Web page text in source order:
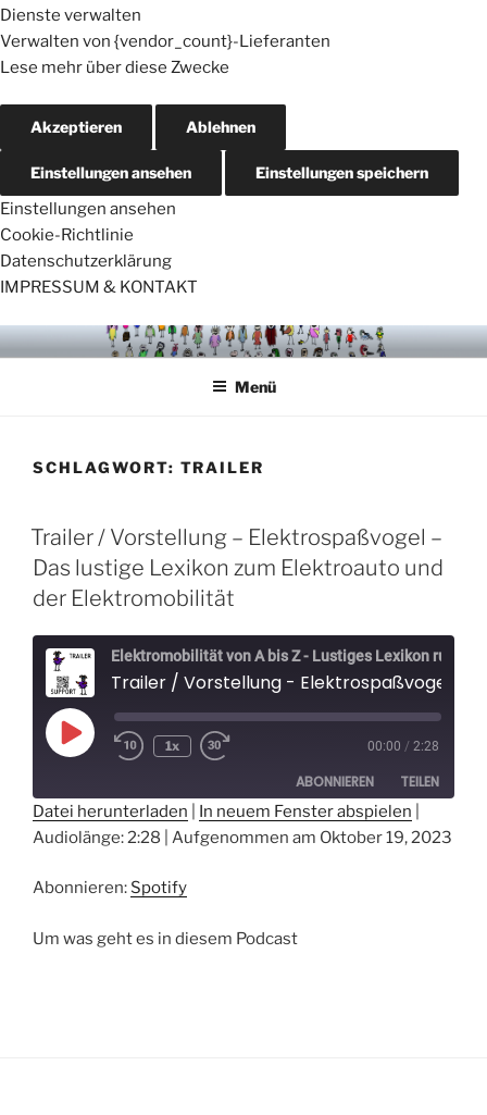
Dienste verwalten
Verwalten von {vendor_count}-Lieferanten
Lese mehr über diese Zwecke
Akzeptieren Ablehnen
Einstellungen ansehen Einstellungen speichern
Einstellungen ansehen
Cookie-Richtlinie
Datenschutzerklärung
IMPRESSUM & KONTAKT
Zum
InhaltVÖGELCARTOONS
Menü
SCHLAGWORT: TRAILER
Trailer / Vorstellung – Elektrospaßvogel –
Das lustige Lexikon zum Elektroauto und
der Elektromobilität
Play
Episode
1x 00:00 / 2:28
ABONNIEREN TEILEN
Spotify
RSS FEED
TEILEN
LINK
EMBED
Datei herunterladen In neuem Fenster abspielen
Audiolänge: 2:28
Aufgenommen am Oktober 19, 2023
Abonnieren: Spotify
Um was geht es in diesem Podcast